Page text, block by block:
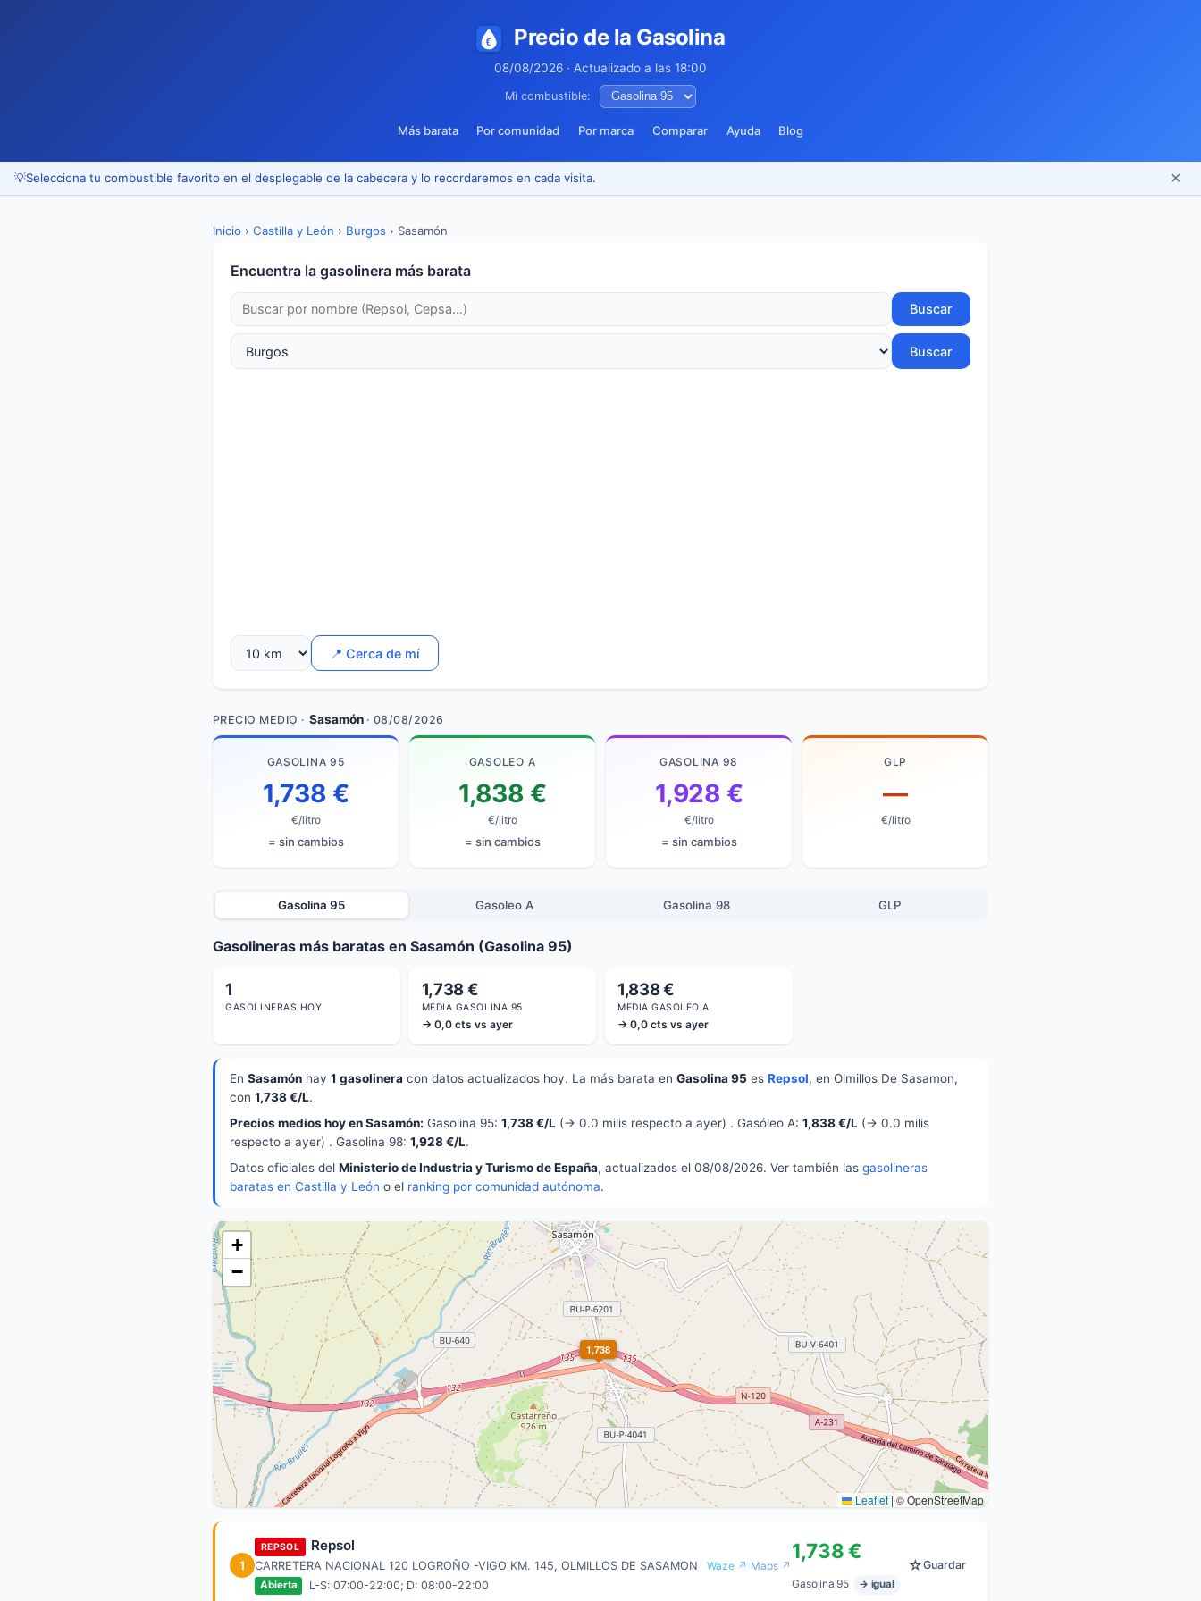
Precio de la Gasolina
08/08/2026 · Actualizado a las 18:00
Mi combustible:
Más barata Por comunidad Por marca Comparar Ayuda Blog
💡Selecciona tu combustible favorito en el desplegable de la cabecera y lo recordaremos en cada visita. ✕
Inicio › Castilla y León › Burgos › Sasamón
Encuentra la gasolinera más barata
Buscar
Buscar
📍 Cerca de mí
PRECIO MEDIO · Sasamón· 08/08/2026
GASOLINA 95
1,738 €
€/litro
= sin cambios
GASOLEO A
1,838 €
€/litro
= sin cambios
GASOLINA 98
1,928 €
€/litro
= sin cambios
GLP
—
€/litro
Gasolina 95 Gasoleo A Gasolina 98 GLP
Gasolineras más baratas en Sasamón (Gasolina 95)
1
GASOLINERAS HOY
1,738 €
MEDIA GASOLINA 95
→ 0,0 cts vs ayer
1,838 €
MEDIA GASOLEO A
→ 0,0 cts vs ayer
En Sasamón hay 1 gasolinera con datos actualizados hoy. La más barata en Gasolina 95 es Repsol, en Olmillos De Sasamon,
con 1,738 €/L.
Precios medios hoy en Sasamón: Gasolina 95: 1,738 €/L (→ 0.0 milis respecto a ayer) . Gasóleo A: 1,838 €/L (→ 0.0 milis
respecto a ayer) . Gasolina 98: 1,928 €/L.
Datos oficiales del Ministerio de Industria y Turismo de España, actualizados el 08/08/2026. Ver también las gasolineras
baratas en Castilla y León o el ranking por comunidad autónoma.
1,738
+
−
Leaflet | © OpenStreetMap
1
REPSOL Repsol
CARRETERA NACIONAL 120 LOGROÑO -VIGO KM. 145, OLMILLOS DE SASAMON Waze ↗ Maps ↗
Abierta L-S: 07:00-22:00; D: 08:00-22:00
1,738 €
Gasolina 95 → igual
☆Guardar